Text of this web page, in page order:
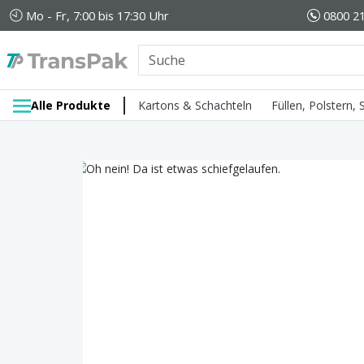
Mo - Fr, 7:00 bis 17:30 Uhr 0800
Alle Produkte Kartons & Schachteln Füllen, Polstern,